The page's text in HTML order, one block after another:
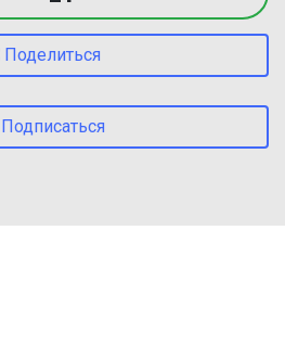
Поделиться
Подписаться